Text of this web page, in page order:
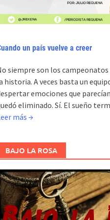
un país vuelve a creer
siempre son los
historia. A veces basta un
emociones que
eliminado. Sí. El sueño
más →
BAJO LA ROSA